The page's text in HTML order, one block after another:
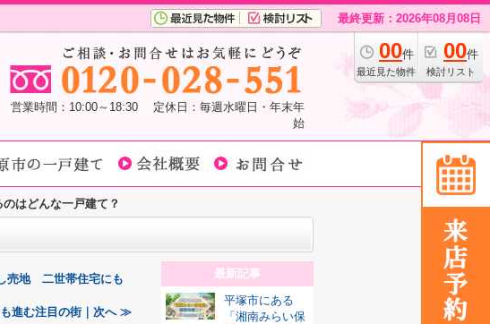
最終更新：2026年08月08日
00件
最近見た物件
00件
検討リスト
営業時間：10:00～18:30 定休日：毎週水曜日・年末年
始
はどんな一戸建て？
売地 二世帯住宅にも
進む注目の街｜次へ ≫
最新記事
平塚市にある
「湘南みらい保